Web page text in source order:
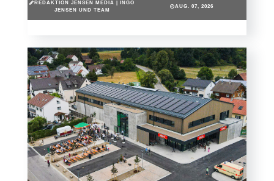
REDAKTION JENSEN MEDIA | INGO
JENSEN UND TEAM
AUG. 07, 2026